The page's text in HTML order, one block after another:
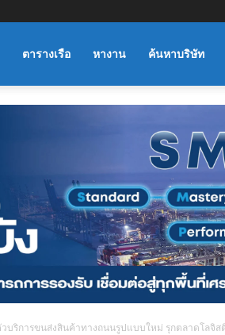
ตารางเรือ หางาน ค้นหาบริษัท
วบริการขนส่งสินค้าทางถนนรูปแบบใหม่ รุกตลาดโลจิส